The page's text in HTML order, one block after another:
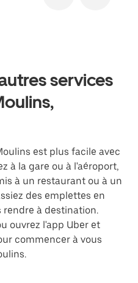
services
est plus facile avec
à la gare ou à l'aéroport,
à un restaurant ou à un
des emplettes en
rendre à destination.
ouvrez l'app Uber et
commencer à vous